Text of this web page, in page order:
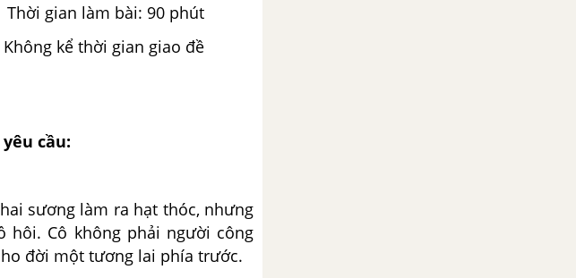
Thời gian làm bài: 90 phút
Không kể thời gian giao đề
cầu:
sương làm ra hạt thóc, nhưng
hôi. Cô không phải người công
đời một tương lai phía trước.